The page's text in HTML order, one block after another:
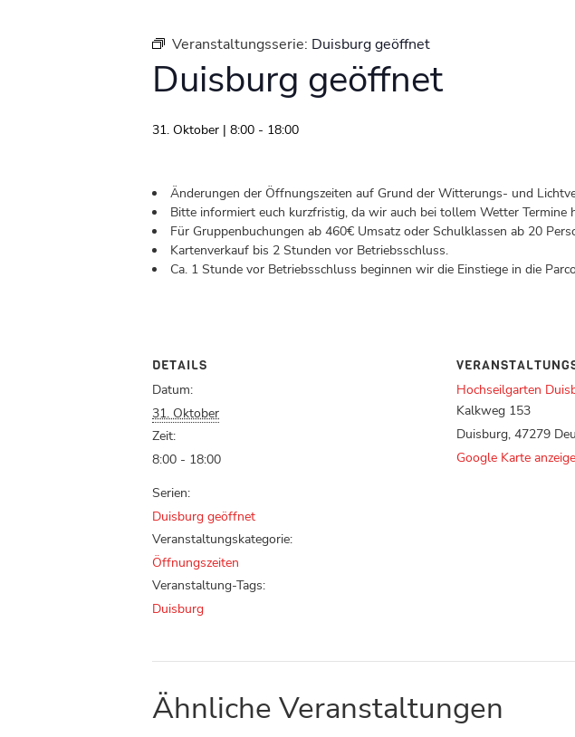
Veranstaltungsserie: Duisburg geöffnet
Duisburg geöffnet
31. Oktober | 8:00 - 18:00
Änderungen der Öffnungszeiten auf Grund der Witterungs- und
Bitte informiert euch kurzfristig, da wir auch bei tollem Wetter Termine
Für Gruppenbuchungen ab 460€ Umsatz oder Schulklassen ab 20
Kartenverkauf bis 2 Stunden vor Betriebsschluss.
Ca. 1 Stunde vor Betriebsschluss beginnen wir die Einstiege in die
DETAILS
Datum:
31. Oktober
Zeit:
8:00 - 18:00
Serien:
Duisburg geöffnet
Veranstaltungskategorie:
Öffnungszeiten
Veranstaltung-Tags:
Duisburg
Hochseilgarten
Kalkweg 153
Duisburg, 47279
Google Karte
Ähnliche Veranstaltungen